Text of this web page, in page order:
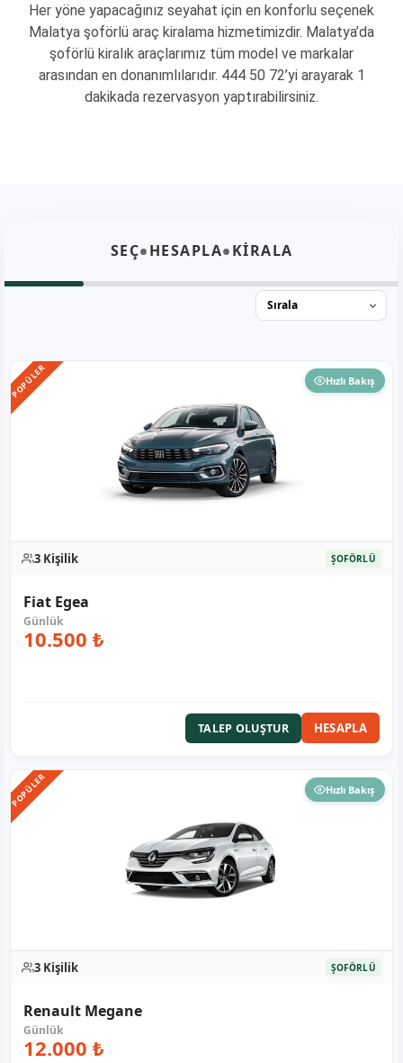
Her yöne yapacağınız seyahat için en konforlu seçenek
Malatya şoförlü araç kiralama hizmetimizdir. Malatya’da
şoförlü kiralık araçlarımız tüm model ve markalar
arasından en donanımlılarıdır. 444 50 72’yi arayarak 1
dakikada rezervasyon yaptırabilirsiniz.
SEÇ•HESAPLA•KİRALA
POPÜLER Hızlı Bakış
3 Kişilik ŞOFÖRLÜ
Fiat Egea
10.500 ₺
TALEP OLUŞTUR HESAPLA
POPÜLER Hızlı Bakış
3 Kişilik ŞOFÖRLÜ
Renault Megane
12.000 ₺